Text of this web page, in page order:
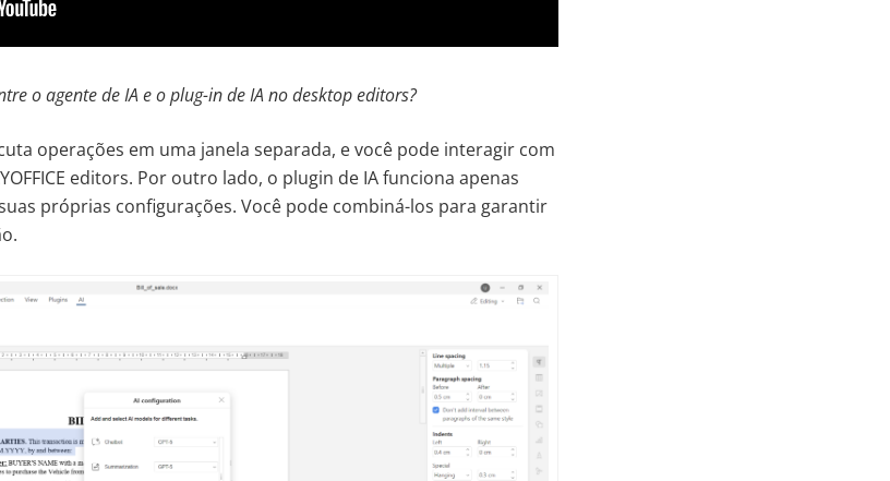
o agente de IA e o plug-in de IA no desktop editors?
operações em uma janela separada, e você pode interagir com
editors. Por outro lado, o plugin de IA funciona apenas
próprias configurações. Você pode combiná-los para garantir